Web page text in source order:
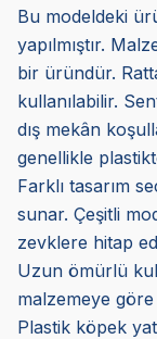
Bu modeldeki
yapılmıştır.
bir üründür.
kullanılabilir.
dış mekân
genellikle
Farklı tasarım
sunar. Çeşitli
zevklere hitap
Uzun ömürlü
malzemeye göre
Plastik köpek